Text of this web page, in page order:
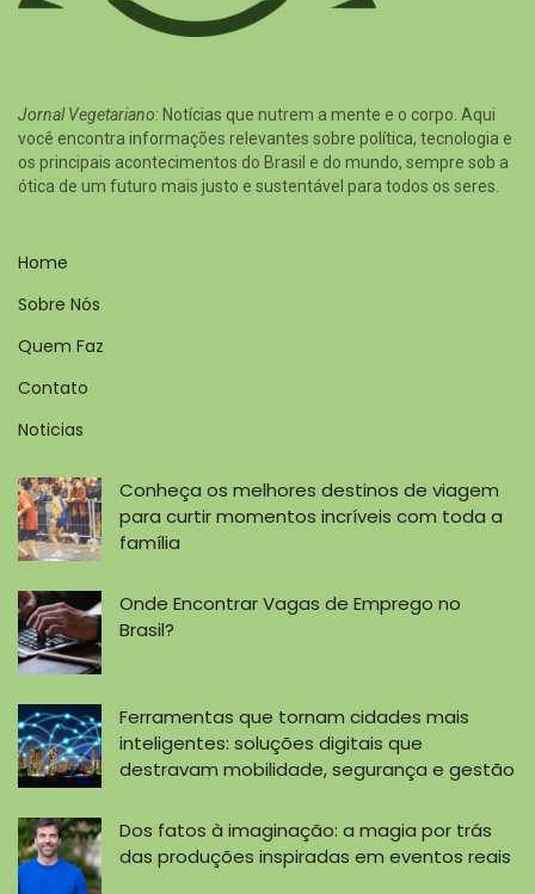
Jornal Vegetariano: Notícias que nutrem a mente e o corpo. Aqui
você encontra informações relevantes sobre política, tecnologia e
os principais acontecimentos do Brasil e do mundo, sempre sob a
ótica de um futuro mais justo e sustentável para todos os seres.
Home
Sobre Nós
Quem Faz
Contato
Noticias
Conheça os melhores destinos de viagem
para curtir momentos incríveis com toda a
família
Onde Encontrar Vagas de Emprego no
Brasil?
Ferramentas que tornam cidades mais
inteligentes: soluções digitais que
destravam mobilidade, segurança e gestão
Dos fatos à imaginação: a magia por trás
das produções inspiradas em eventos reais